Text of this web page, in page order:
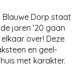
Blauwe Dorp staat
jaren ’20 gaan
over! Deze
en geel-
met karakter.